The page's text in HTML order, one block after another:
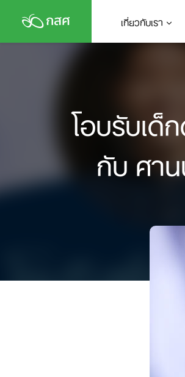
content
เกี่ยวกับเรา
โอบรับเด็
กับ ศา